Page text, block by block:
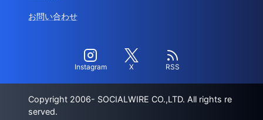
お問い合わせ
Instagram X RSS
Copyright 2006- SOCIALWIRE CO.,LTD. All rights re
served.